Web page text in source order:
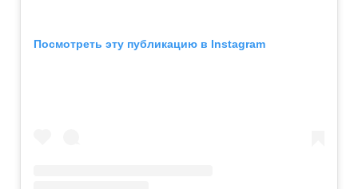
Посмотреть эту публикацию в Instagram